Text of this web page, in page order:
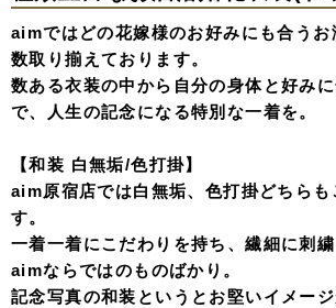
aimではどの花嫁様のお好みにも合うお
数取り揃えております。
数ある衣装の中から自分の身体と好み
で、人生の記念になる特別な一着を。
【和装 白無垢/色打掛】
aim原宿店では白無垢、色打掛どちらも
す。
一着一着にこだわりを持ち、繊細に刺
aimならではのものばかり。
記念写真の和装というとお堅いイメー